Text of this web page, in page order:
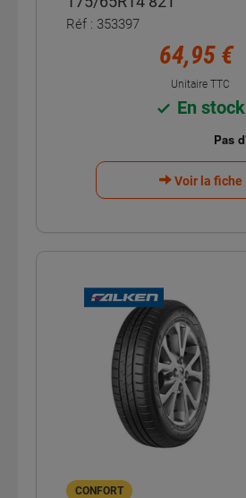
Réf : 353397
64,95 €
Unitaire TTC
En stock
Voir la fiche
CONFORT